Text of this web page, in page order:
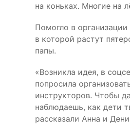
на коньках. Многие на
Помогло в
в которой растут
папы.
«Возникла идея, в
попросила
инструкторов. Чтобы
наблюдаешь, как дети
рассказали Анна и